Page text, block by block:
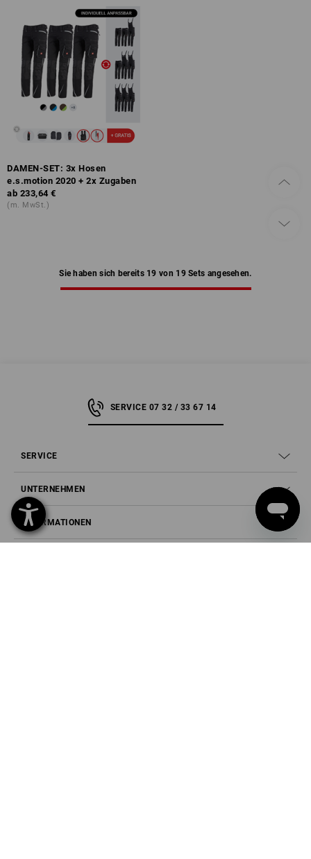
DAMEN-SET: 3x Hosen
e.s.motion 2020 + 2x Zugaben
ab 233,64 €
(m. MwSt.)
Sie haben sich bereits 19 von 19 Sets angesehen.
SERVICE 07 32 / 33 67 14
SERVICE
UNTERNEHMEN
INFORMATIONEN